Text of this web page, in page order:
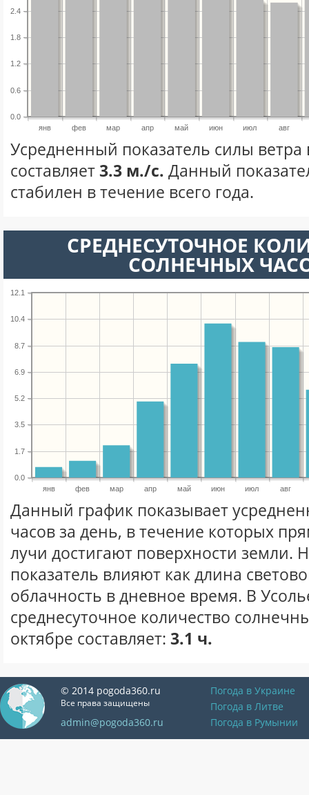
янв фев мар апр май июн июл авг
0.0
0.6
1.2
1.8
2.4
Усредненный показатель силы ветра
составляет3.3 м./с. Данный
стабилен в течение всего года.
СРЕДНЕСУТОЧНОЕ
СОЛНЕЧНЫХ
янв фев мар апр май июн июл авг
0.0
1.7
3.5
5.2
6.9
8.7
10.4
12.1
Данный график показывает
часов за день, в течение которых
лучи достигают поверхности земли.
показатель влияют как длина
облачность в дневное время. В
среднесуточное количество
октябре составляет: 3.1 ч.
© 2014 pogoda360.ru
Все права защищены
admin@pogoda360.ru
Погода в Украине
Погода в Литве
Погода в Румынии